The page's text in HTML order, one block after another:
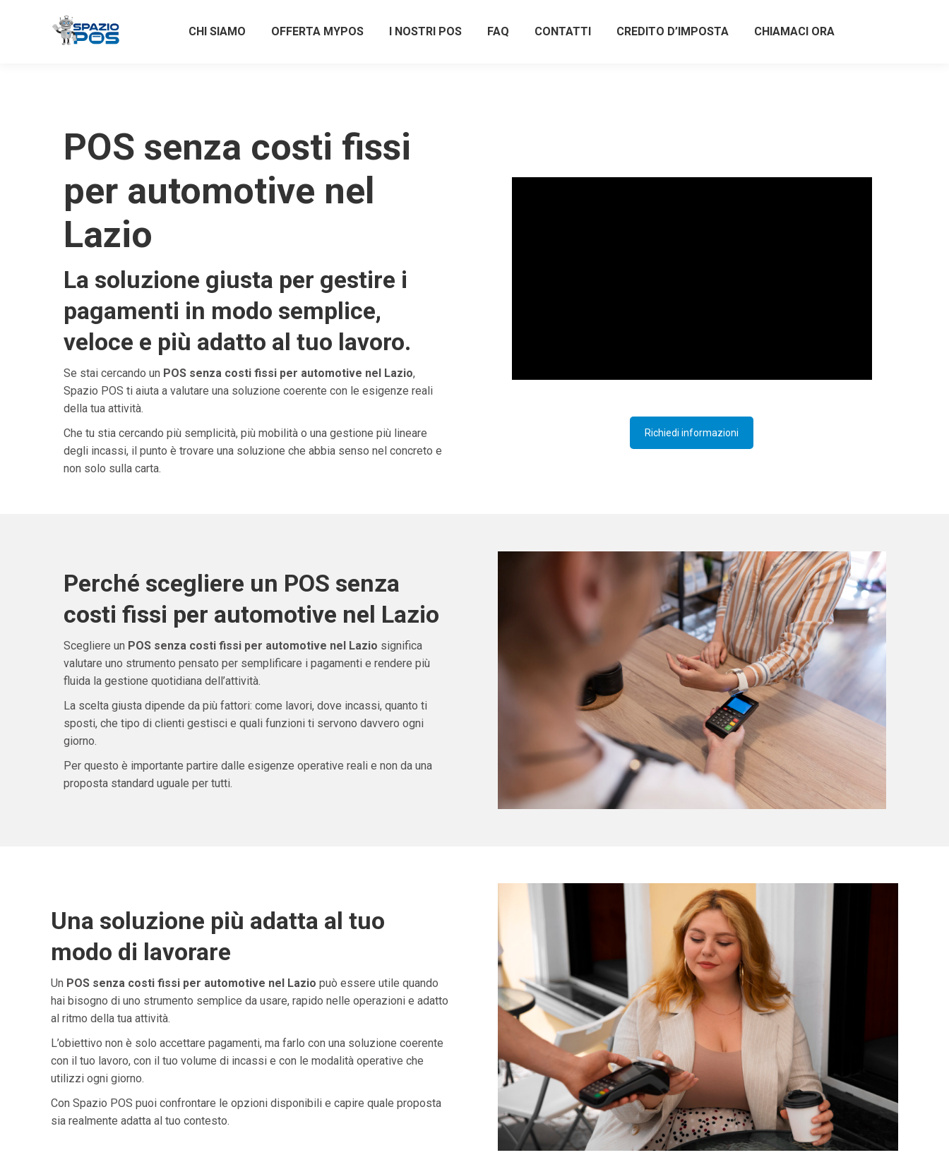
CHI SIAMO OFFERTA MYPOS I NOSTRI POS FAQ CONTATTI CREDITO D’IMPOSTA CHIAMACI ORA
POS senza costi fissi
per automotive nel
Lazio
La soluzione giusta per gestire i
pagamenti in modo semplice,
veloce e più adatto al tuo lavoro.
Se stai cercando un POS senza costi fissi per automotive nel Lazio,
Spazio POS ti aiuta a valutare una soluzione coerente con le esigenze reali
della tua attività.
Che tu stia cercando più semplicità, più mobilità o una gestione più lineare
degli incassi, il punto è trovare una soluzione che abbia senso nel concreto e
non solo sulla carta.
Richiedi informazioni
Perché scegliere un POS senza
costi fissi per automotive nel Lazio
Scegliere un POS senza costi fissi per automotive nel Lazio significa
valutare uno strumento pensato per semplificare i pagamenti e rendere più
fluida la gestione quotidiana dell’attività.
La scelta giusta dipende da più fattori: come lavori, dove incassi, quanto ti
sposti, che tipo di clienti gestisci e quali funzioni ti servono davvero ogni
giorno.
Per questo è importante partire dalle esigenze operative reali e non da una
proposta standard uguale per tutti.
Una soluzione più adatta al tuo
modo di lavorare
Un POS senza costi fissi per automotive nel Lazio può essere utile quando
hai bisogno di uno strumento semplice da usare, rapido nelle operazioni e adatto
al ritmo della tua attività.
L’obiettivo non è solo accettare pagamenti, ma farlo con una soluzione coerente
con il tuo lavoro, con il tuo volume di incassi e con le modalità operative che
utilizzi ogni giorno.
Con Spazio POS puoi confrontare le opzioni disponibili e capire quale proposta
sia realmente adatta al tuo contesto.